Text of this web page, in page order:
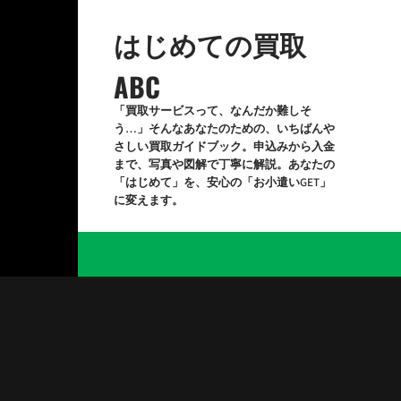
はじめての買取
ABC
「買取サービスって、なんだか難しそ
う…」そんなあなたのための、いちばんや
さしい買取ガイドブック。申込みから入金
まで、写真や図解で丁寧に解説。あなたの
「はじめて」を、安心の「お小遣いGET」
に変えます。